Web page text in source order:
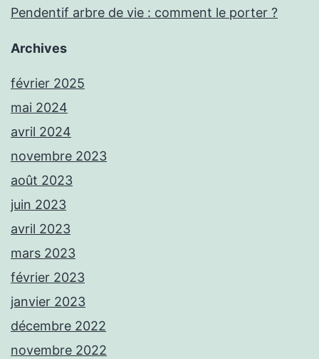
Pendentif arbre de vie : comment le porter ?
Archives
février 2025
mai 2024
avril 2024
novembre 2023
août 2023
juin 2023
avril 2023
mars 2023
février 2023
janvier 2023
décembre 2022
novembre 2022